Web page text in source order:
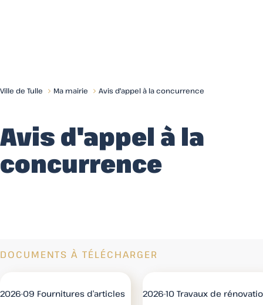
Ville de Tulle Ma mairie Avis d'appel à la concurrence
Avis d'appel à la
concurrence
DOCUMENTS À TÉLÉCHARGER
2026-09 Fournitures d’articles
2026-10 Travaux de